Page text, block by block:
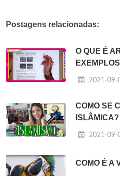
Postagens relacionadas:
O QUE É
2021-09-
COMO SE
ISLÂMICA?
2021-09-
COMO É A